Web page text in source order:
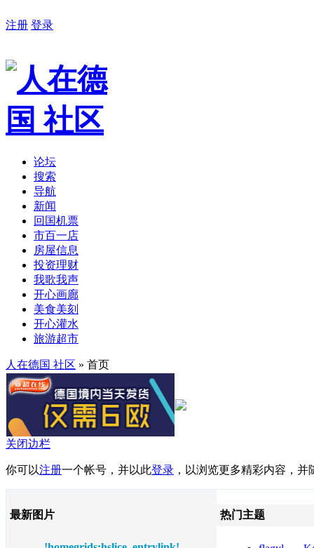
注册 登录
论坛
搜索
导航
新闻
回国机票
市百一店
房屋信息
投资理财
我歌我声
开心画廊
美食美刻
开心灌水
旅游超市
人在德国 社区 » 首页
关闭边栏
你可以注册一个帐号，并以此登录 ，以浏览更多精彩内容，
最新图片 热门主题